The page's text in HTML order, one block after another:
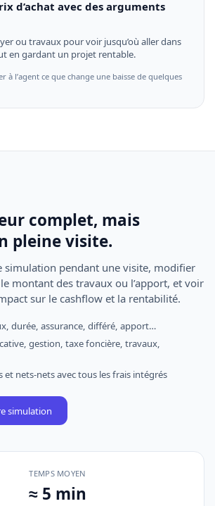
d’achat avec des arguments
ou travaux pour voir jusqu’où aller dans
en gardant un projet rentable.
à l’agent ce que change une baisse de quelques
complet, mais
pleine visite.
simulation pendant une visite, modifier
montant des travaux ou l’apport, et voir
sur le cashflow et la rentabilité.
durée, assurance, différé, apport…
gestion, taxe foncière, travaux,
et nets-nets avec tous les frais intégrés
simulation
TEMPS MOYEN
≈ 5 min